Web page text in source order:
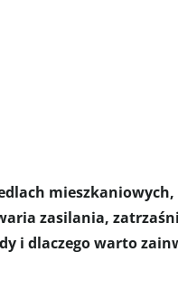
mieszkaniowych,
zasilania,
i dlaczego warto